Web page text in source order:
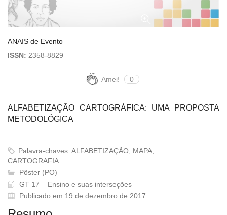
ANAIS de Evento
ISSN: 2358-8829
Amei! 0
ALFABETIZAÇÃO CARTOGRÁFICA: UMA PROPOSTA
METODOLÓGICA
Palavra-chaves: ALFABETIZAÇÃO, MAPA,
CARTOGRAFIA
Pôster (PO)
GT 17 – Ensino e suas interseções
Publicado em 19 de dezembro de 2017